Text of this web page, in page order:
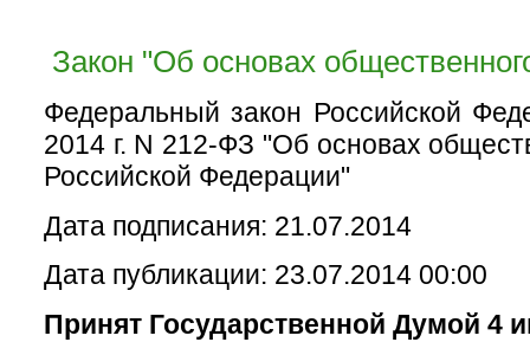
Закон "Об основах
Федеральный закон Российской
2014 г. N 212-ФЗ "Об основах
Российской Федерации"
Дата подписания: 21.07.2014
Дата публикации: 23.07.2014 00:00
Принят Государственной Думой 4